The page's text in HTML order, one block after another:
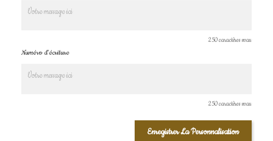
250 caractères max
Numéro d'écriture
250 caractères max
Enregistrer La Personnalisation